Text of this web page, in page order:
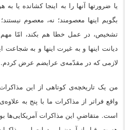
یا ضرورتها آنها را به اینجا کشانده یا
بگویم اینها معصومند؛ نه، معصوم
تشخیص، در عمل خطا هم بکند، امّا مهم
دیانت اینها و به غیرت اینها و به شجاعت
لازمى که در مقدّمه‌ى عرایضم عرض کردم.
من یک تاریخچه‌ى کوتاهى از این
واقع فراتر از مذاکرات ما با پنج به
است. متقاضىِ این مذاکرات آمریکایى‌ها